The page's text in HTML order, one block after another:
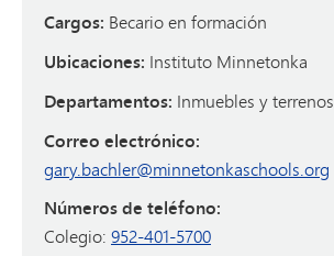
Cargos: Becario en formación
Ubicaciones: Instituto Minnetonka
Departamentos: Inmuebles y terrenos
Correo electrónico:
gary.bachler@minnetonkaschools.org
Números de teléfono:
Colegio: 952-401-5700